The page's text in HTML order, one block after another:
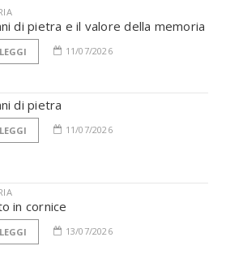
di pietra e il valore della memoria
LEGGI 11/07/2026
di pietra
LEGGI 11/07/2026
in cornice
LEGGI 13/07/2026